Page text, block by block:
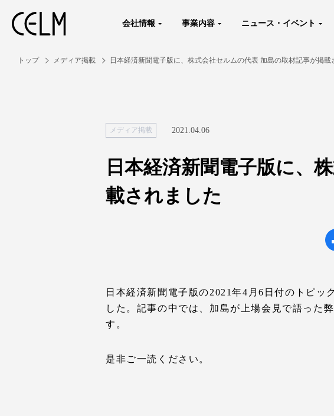
会社情報 事業内容 ニュース・イベント
トップ メディア掲載 日本経済新聞電子版に、株式会社セルムの代表 加島の取材記事が掲載
メディア掲載 2021.04.06
日本経済新聞電子版に、
載されました
日本経済新聞電子版の2021年4月6日付のトピ
した。記事の中では、加島が上場会見で語った
す。
是非ご一読ください。